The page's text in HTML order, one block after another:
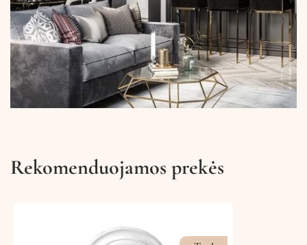
Rekomenduojamos prekės